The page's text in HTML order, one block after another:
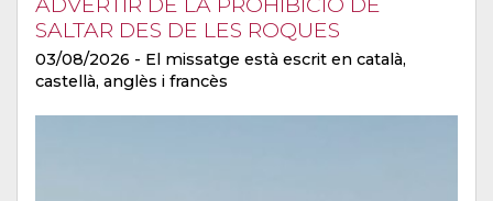
SALTAR DES DE LES ROQUES
03/08/2026 - El missatge està escrit en català,
castellà, anglès i francès